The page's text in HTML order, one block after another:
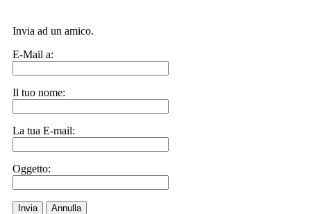
Invia ad un amico.
E-Mail a:
Il tuo nome:
La tua E-mail:
Oggetto:
Invia Annulla